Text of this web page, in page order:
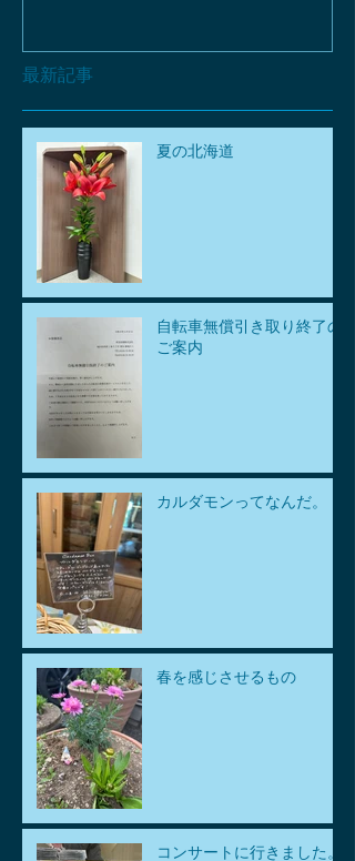
最新記事
夏の北海道
自転車無償引き取り終了の
ご案内
カルダモンってなんだ。
春を感じさせるもの
コンサートに行きました。